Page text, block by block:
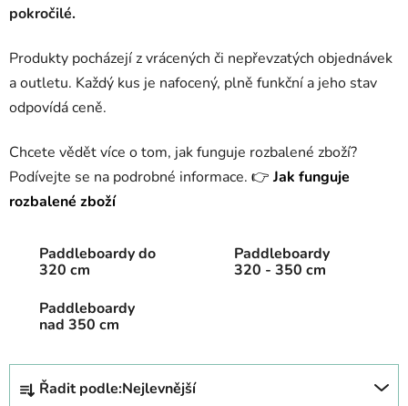
pokročilé.
Produkty pocházejí z vrácených či nepřevzatých objednávek
a outletu. Každý kus je nafocený, plně funkční a jeho stav
odpovídá ceně.
Chcete vědět více o tom, jak funguje rozbalené zboží?
Podívejte se na podrobné informace. 👉Jak funguje
rozbalené zboží
Paddleboardy do
320 cm
Paddleboardy
320 - 350 cm
Paddleboardy
nad 350 cm
Ř
Řadit podle:Nejlevnější